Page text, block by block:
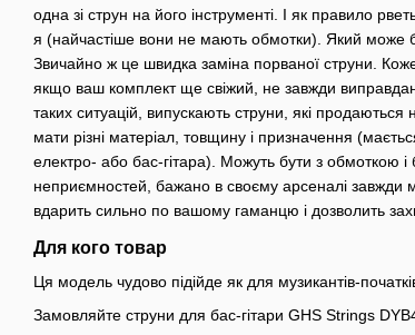
одна зі струн на його інструменті. І як правило
я (найчастіше вони не мають обмотки). Який може
Звичайно ж це швидка заміна порваної струни.
якщо ваш комплект ще свіжий, не завжди
таких ситуацій, випускають струни, які
мати різні матеріал, товщину і призначення
електро- або бас-гітара). Можуть бути з обмоткою і
неприємностей, бажано в своєму арсеналі завжди
вдарить сильно по вашому гаманцю і дозволить
Для кого товар
Ця модель чудово підійде як для музикантів-
Замовляйте струни для бас-гітари GHS Strings